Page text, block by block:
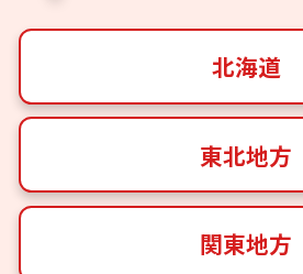
北海道
東北地方
関東地方